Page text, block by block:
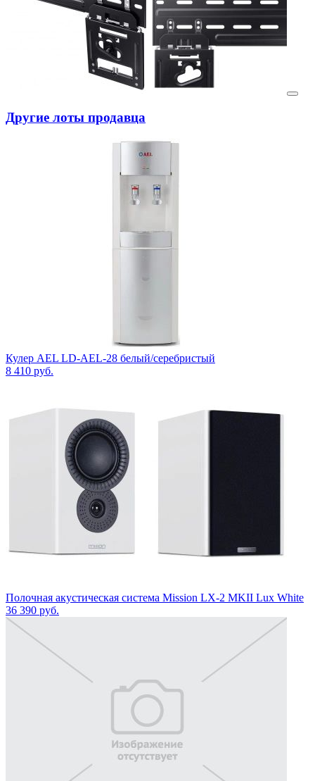
Другие лоты продавца
Кулер AEL LD-AEL-28 белый/серебристый
8 410 руб.
Полочная акустическая система Mission LX-2 MKII Lux White
36 390 руб.